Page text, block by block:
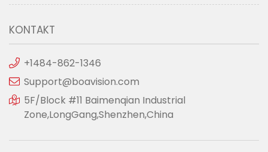
KONTAKT
+1484-862-1346
Support@boavision.com
5F/Block #11 Baimenqian Industrial
Zone,LongGang,Shenzhen,China